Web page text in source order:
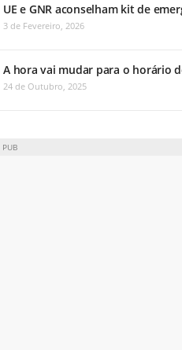
UE e GNR aconselham kit de
3 de Fevereiro, 2026
A hora vai mudar para o horário
24 de Outubro, 2025
PUB